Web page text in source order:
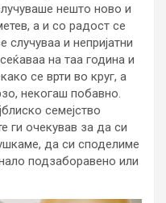
нешто ново и
а и со радост се
случуваа и непријатни
на таа година и
се врти во круг, а
некогаш побавно.
семејство
ги очекував за да си
да си споделиме
подзаборавено или